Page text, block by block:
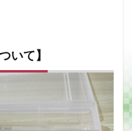
いて】